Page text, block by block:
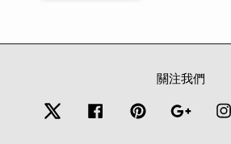
關注我們
Twitter Facebook Pinterest Google